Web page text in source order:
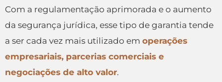
Com a regulamentação aprimorada e o aumento
da segurança jurídica, esse tipo de garantia tende
a ser cada vez mais utilizado em operações
empresariais, parcerias comerciais e
negociações de alto valor.